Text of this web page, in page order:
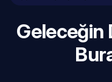
Geleceğin